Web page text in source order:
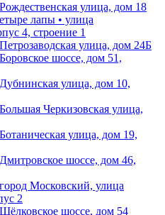
улица, дом 18
лапы • улица
4, строение 1
улица, дом 24Б
шоссе, дом 51,
улица, дом 10,
Черкизовская улица,
улица, дом 19,
шоссе, дом 46,
Московский, улица
2
шоссе, дом 54